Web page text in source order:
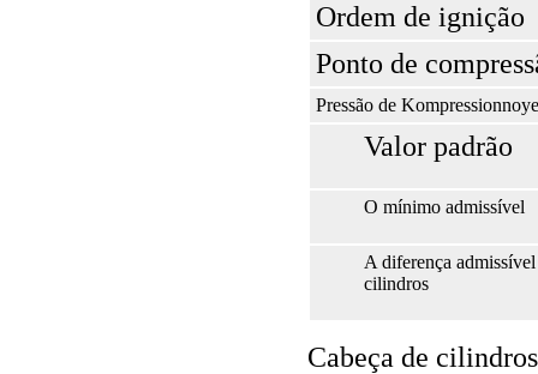
Ordem de ignição
Ponto de
Pressão de
Valor padrão
O mínimo admissível
A diferença
cilindros
Cabeça de cilindros